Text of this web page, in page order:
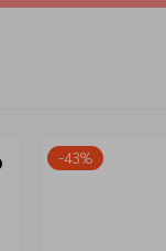
-43%